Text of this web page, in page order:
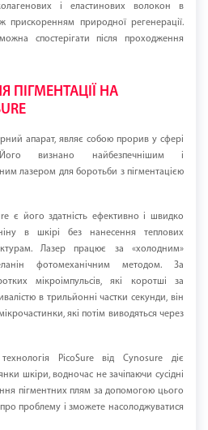
і еластинових волокон в
прискоренням природної регенерації.
спостерігати після проходження
ПІГМЕНТАЦІЇ НА
апарат, являє собою прорив у сфері
Його визнано найбезпечнішим і
лазером для боротьби з пігментацією
є його здатність ефективно і швидко
в шкірі без нанесення теплових
Лазер працює за «холодним»
фотомеханічним методом. За
мікроімпульсів, які коротші за
в трильйонні частки секунди, він
які потім виводяться через
PicoSure від Cynosure діє
шкіри, водночас не зачіпаючи сусідні
пігментних плям за допомогою цього
проблему і зможете насолоджуватися